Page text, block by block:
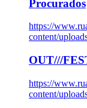
Procurados
https://
content/
OUT///
https://
content/